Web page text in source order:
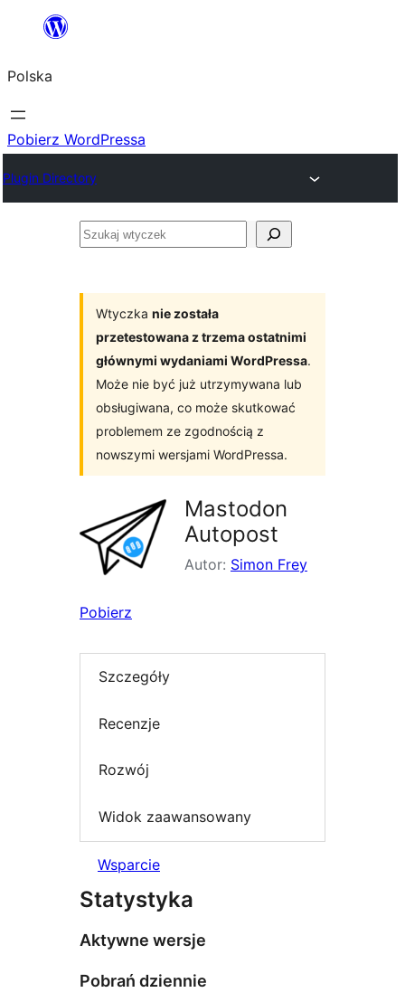
Przejdź
treści
Polska
Pobierz WordPressa
Plugin Directory
Szukaj
Wtyczka nie została
przetestowana z trzema ostatnimi
głównymi wydaniami WordPressa.
Może nie być już utrzymywana lub
obsługiwana, co może skutkować
problemem ze zgodnością z
nowszymi wersjami WordPressa.
Mastodon
Autopost
Autor: Simon Frey
Pobierz
Szczegóły
Recenzje
Rozwój
Widok zaawansowany
Wsparcie
Statystyka
Aktywne wersje
Pobrań dziennie